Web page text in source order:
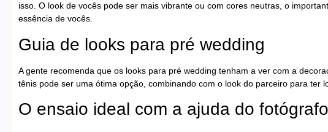
isso. O look de vocês pode ser mais vibrante ou com cores neutras, o
essência de vocês.
Guia de looks para pré wedding
A gente recomenda que os looks para pré wedding tenham a ver com a
tênis pode ser uma ótima opção, combinando com o look do parceiro para ter
O ensaio ideal com a ajuda do fotógrafo